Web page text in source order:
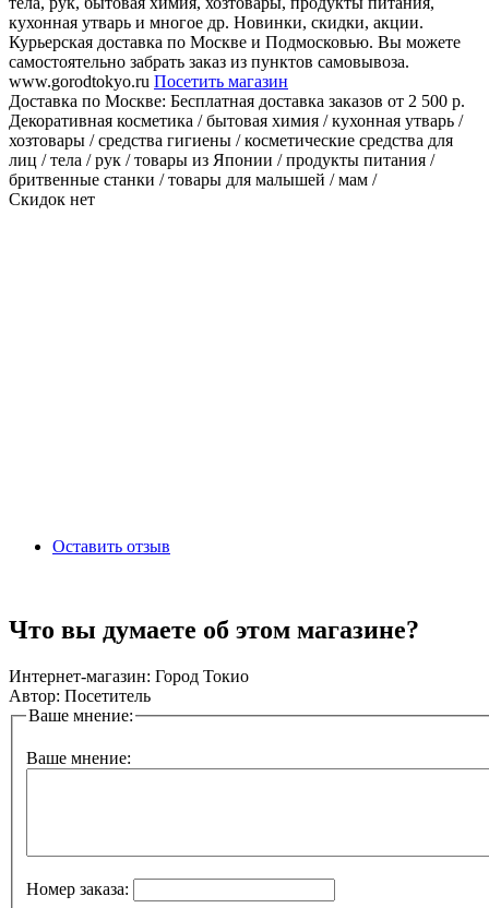
кухонная утварь и многое др. Новинки, скидки, акции.
Курьерская доставка по Москве и Подмосковью. Вы можете
самостоятельно забрать заказ из пунктов самовывоза.
www.gorodtokyo.ru Посетить магазин
Доставка по Москве: Бесплатная доставка заказов от 2 500 р.
Декоративная косметика / бытовая химия / кухонная утварь /
хозтовары / средства гигиены / косметические средства для
лиц / тела / рук / товары из Японии / продукты питания /
бритвенные станки / товары для малышей / мам /
Скидок нет
Оставить отзыв
Что вы думаете об этом магазине?
Интернет-магазин: Город Токио
Автор: Посетитель
Ваше мнение:
Ваше мнение:
Номер заказа: